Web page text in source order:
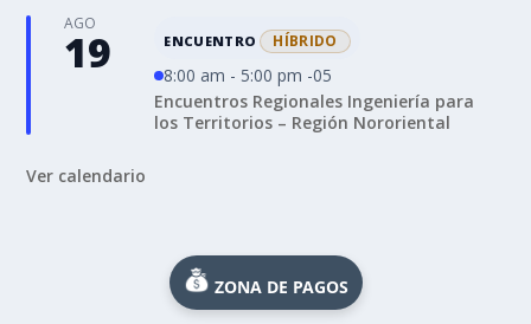
AGO
19 ENCUENTRO HÍBRIDO
8:00 am - 5:00 pm -05
Encuentros Regionales Ingeniería para
los Territorios – Región Nororiental
Ver calendario
ZONA DE PAGOS